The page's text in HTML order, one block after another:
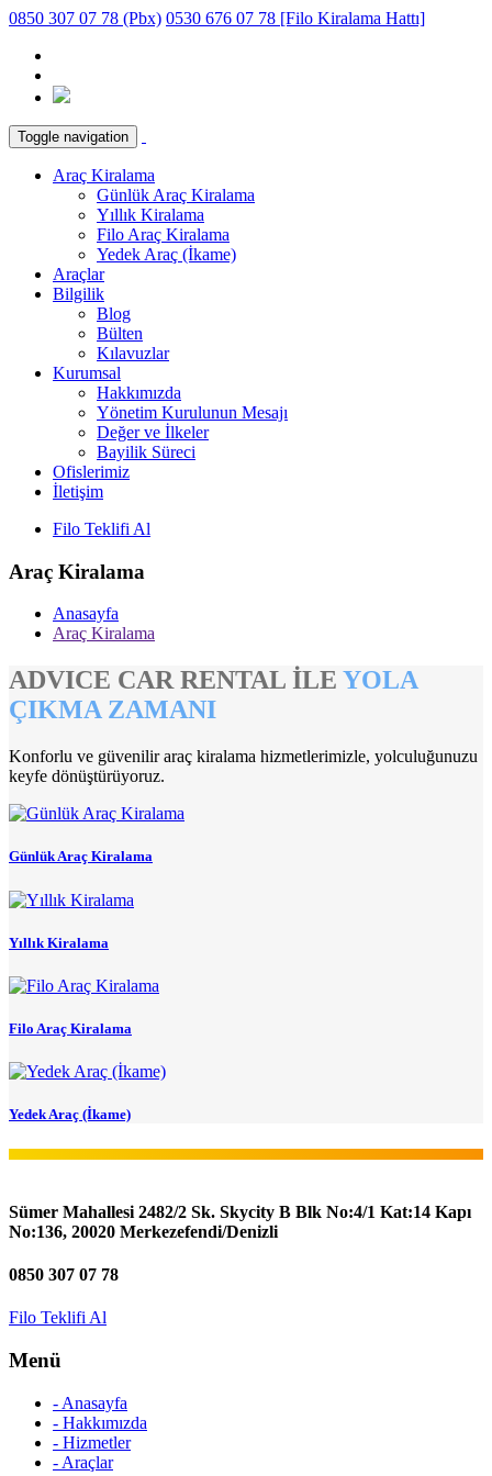
0850 307 07 78 (Pbx) 0530 676 07 78 [Filo Kiralama Hattı]
Toggle navigation
Araç Kiralama
Günlük Araç Kiralama
Yıllık Kiralama
Filo Araç Kiralama
Yedek Araç (İkame)
Araçlar
Bilgilik
Blog
Bülten
Kılavuzlar
Kurumsal
Hakkımızda
Yönetim Kurulunun Mesajı
Değer ve İlkeler
Bayilik Süreci
Ofislerimiz
İletişim
Filo Teklifi Al
Araç Kiralama
Anasayfa
Araç Kiralama
ADVICE CAR RENTAL İLE YOLA
ÇIKMA ZAMANI
Konforlu ve güvenilir araç kiralama hizmetlerimizle, yolculuğunuzu
keyfe dönüştürüyoruz.
Günlük Araç Kiralama
Yıllık Kiralama
Filo Araç Kiralama
Yedek Araç (İkame)
Sümer Mahallesi 2482/2 Sk. Skycity B Blk No:4/1 Kat:14 Kapı
No:136, 20020 Merkezefendi/Denizli
0850 307 07 78
Filo Teklifi Al
Menü
- Anasayfa
- Hakkımızda
- Hizmetler
- Araçlar